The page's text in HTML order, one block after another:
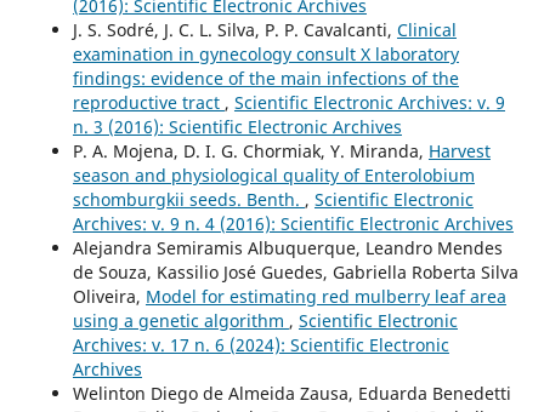
(2016): Scientific Electronic Archives
J. S. Sodré, J. C. L. Silva, P. P. Cavalcanti, Clinical
examination in gynecology consult X laboratory
findings: evidence of the main infections of the
reproductive tract , Scientific Electronic Archives: v. 9
n. 3 (2016): Scientific Electronic Archives
P. A. Mojena, D. I. G. Chormiak, Y. Miranda, Harvest
season and physiological quality of Enterolobium
schomburgkii seeds. Benth. , Scientific Electronic
Archives: v. 9 n. 4 (2016): Scientific Electronic Archives
Alejandra Semiramis Albuquerque, Leandro Mendes
de Souza, Kassilio José Guedes, Gabriella Roberta Silva
Oliveira, Model for estimating red mulberry leaf area
using a genetic algorithm , Scientific Electronic
Archives: v. 17 n. 6 (2024): Scientific Electronic
Archives
Welinton Diego de Almeida Zausa, Eduarda Benedetti